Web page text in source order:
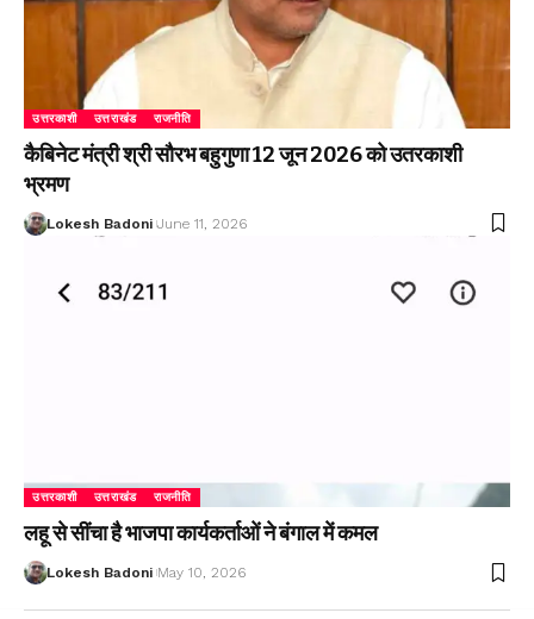
उत्तरकाशी उत्तराखंड राजनीति
कैबिनेट मंत्री श्री सौरभ बहुगुणा 12 जून 2026 को उतरकाशी
भ्रमण
Lokesh Badoni June 11, 2026
उत्तरकाशी उत्तराखंड राजनीति
लहू से सींचा है भाजपा कार्यकर्ताओं ने बंगाल में कमल
Lokesh Badoni May 10, 2026